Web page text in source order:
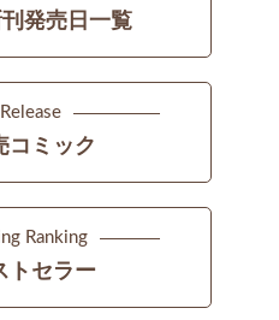
発売日一覧
コミック
Ranking
トセラー